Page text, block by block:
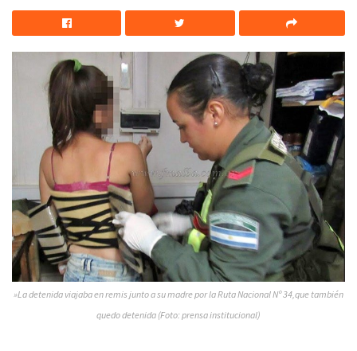
»La detenida viajaba en remis junto a su madre por la Ruta Nacional Nº 34,que también
quedo detenida (Foto: prensa institucional)